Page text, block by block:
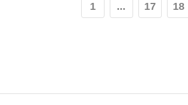
1 ... 17 18